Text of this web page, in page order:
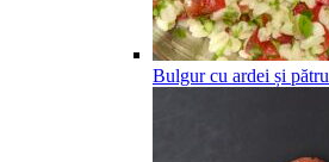
Bulgur cu ardei și